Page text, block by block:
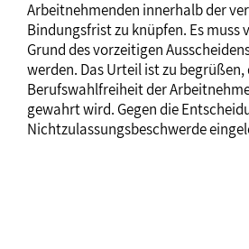
Arbeitnehmenden innerhalb der
Bindungsfrist zu knüpfen. Es muss
Grund des vorzeitigen
werden. Das Urteil ist zu begrüßen,
Berufswahlfreiheit der
gewahrt wird. Gegen die
Nichtzulassungsbeschwerde